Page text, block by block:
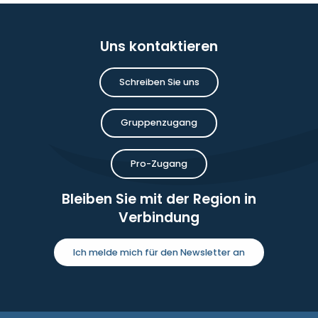
Uns kontaktieren
Schreiben Sie uns
Gruppenzugang
Pro-Zugang
Bleiben Sie mit der Region in
Verbindung
Ich melde mich für den Newsletter an